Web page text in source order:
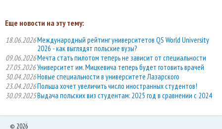
Еще новости на эту тему:
18.06.2026Международный рейтинг университетов QS World University
2026 - как выглядят польские вузы?
09.06.2026Мечта стать пилотом теперь не зависит от специальности
27.05.2026Университет им. Мицкевича теперь будет готовить врачей
30.04.2026Новые специальности в университете Лазарского
23.04.2026Польша хочет увеличить число иностранных студентов!
30.09.2025Выдача польских виз студентам: 2025 год в сравнении с 2024
© 2026